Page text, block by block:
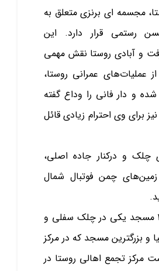
مجسمه‌ ای برنزی متعلق به
رستمی قرار دارد. این
و آبادی روستا نقش مهمی
عملیات‌های عمرانی روستا،
و دار فانی را وداع گفته
برای وی احترام زیادی قائل
چلک و درکنار جاده اصلی،
زمین‌های چمن فوتبال شمال
این روستا دارای 3 مسجد یکی در چلک سفلی و
و بزرگترین مسجد که در مرکز
مرکز تجمع اهالی روستا در